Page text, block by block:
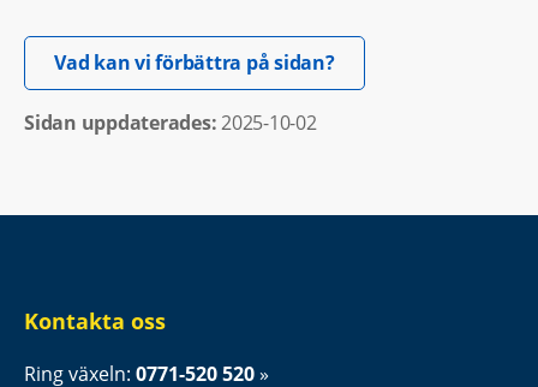
Vad kan vi förbättra på sidan?Öppnas i nytt fönster.
Sidan uppdaterades: 2025-10-02
Kontakta oss
Ring växeln: 0771-520 520